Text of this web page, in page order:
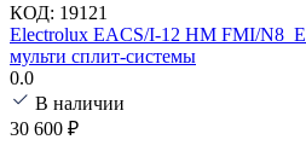
КОД: 19121
Electrolux EACS/I-12 HM FMI/
мульти сплит-системы
0.0
В наличии
30 600 ₽